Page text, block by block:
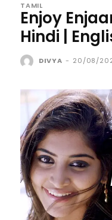
TAMIL
Enjoy
Hindi |
DIVYA - 20/08/